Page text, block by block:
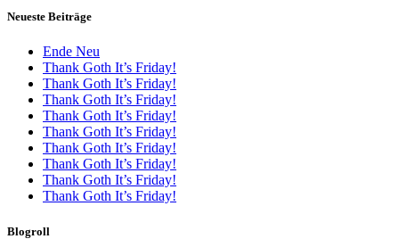
Neueste Beiträge
Ende Neu
Thank Goth It’s Friday!
Thank Goth It’s Friday!
Thank Goth It’s Friday!
Thank Goth It’s Friday!
Thank Goth It’s Friday!
Thank Goth It’s Friday!
Thank Goth It’s Friday!
Thank Goth It’s Friday!
Thank Goth It’s Friday!
Blogroll